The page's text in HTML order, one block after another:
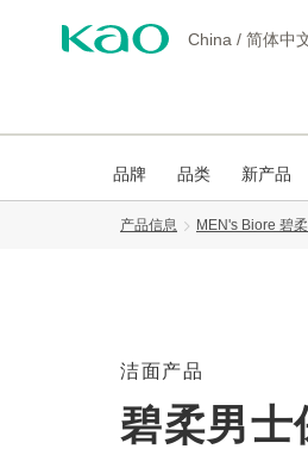
China / 简体中
品牌 品类 新产品
产品信息 MEN's Biore 碧
洁面产品
碧柔男士